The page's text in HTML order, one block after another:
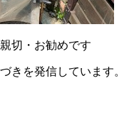
切・お勧めです
きを発信しています。